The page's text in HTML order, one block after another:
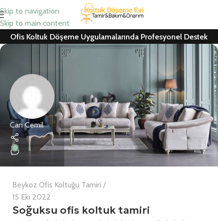
Skip to navigation
Skip to main content
Ofis Koltuk Döşeme Uygulamalarında Profesyonel Destek
Can Cemil
0
Beykoz Ofis Koltuğu Tamiri
15 Eki 2022
Soğuksu ofis koltuk tamiri